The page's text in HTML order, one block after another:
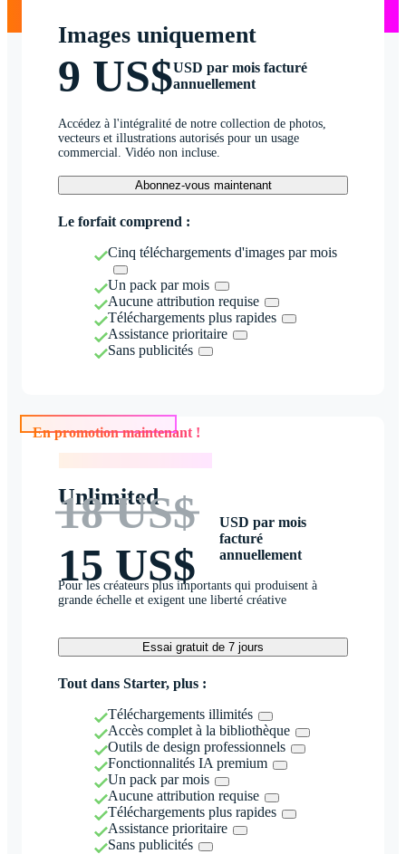
Images uniquement
9 US$USD par mois facturé
annuellement
Accédez à l'intégralité de notre collection de photos,
vecteurs et illustrations autorisés pour un usage
commercial. Vidéo non incluse.
Abonnez-vous maintenant
Le forfait comprend :
Cinq téléchargements d'images par mois
Un pack par mois
Aucune attribution requise
Téléchargements plus rapides
Assistance prioritaire
Sans publicités
En promotion maintenant !
Unlimited
18 US$
15 US$
USD par mois
facturé
annuellement
Pour les créateurs plus importants qui produisent à
grande échelle et exigent une liberté créative
Essai gratuit de 7 jours
Tout dans Starter, plus :
Téléchargements illimités
Accès complet à la bibliothèque
Outils de design professionnels
Fonctionnalités IA premium
Un pack par mois
Aucune attribution requise
Téléchargements plus rapides
Assistance prioritaire
Sans publicités